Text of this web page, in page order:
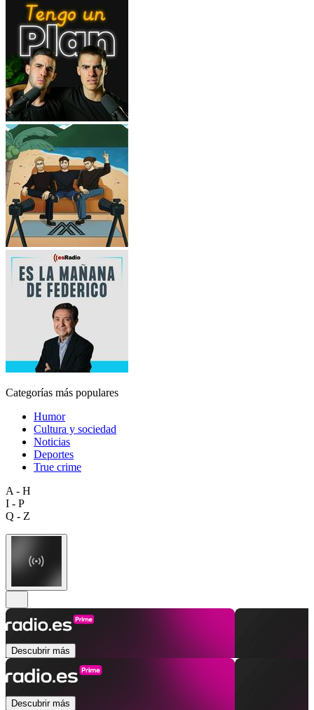
Categorías más populares
Humor
Cultura y sociedad
Noticias
Deportes
True crime
A - H
I - P
Q - Z
Descubrir más
Descubrir más